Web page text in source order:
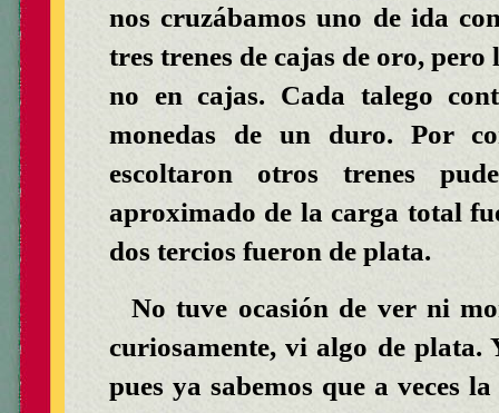
nos cruzábamos uno de ida
tres trenes de cajas de oro,
no en cajas. Cada talego
monedas de un duro. Por
escoltaron otros trenes
aproximado de la carga total
dos tercios fueron de plata.
No tuve ocasión de ver ni
curiosamente, vi algo de plata.
pues ya sabemos que a veces